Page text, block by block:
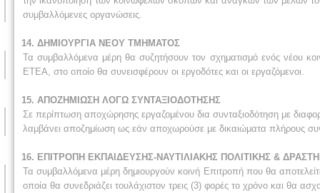
συμβαλλόμενες οργανώσεις.
14. ΔΗΜΙΟΥΡΓΙΑ ΝΕΟΥ ΤΜΗΜΑΤΟΣ
Τα συμβαλλόμενα μέρη θα συζητήσουν τον σχηματισμό ενός νέου
ΕΤΕΑ, στο οποίο θα συνεισφέρουν οι εργοδότες και οι εργαζόμενοι.
15. ΑΠΟΖΗΜΙΩΣΗ ΛΟΓΩ ΣΥΝΤΑΞΙΟΔΟΤΗΣΗΣ
Σε περίπτωση αποχώρησης εργαζομένου δια συνταξιοδότηση με
λαμβάνει αποζημίωση ως εάν αποχωρούσε με δικαιώματα πλήρους
16. ΕΠΙΤΡΟΠΗ ΕΚΠΑΙΔΕΥΣΗΣ-ΝΑΥΤΙΛΙΑΚΗΣ ΠΟΛΙΤΙΚΗΣ &
Τα συμβαλλόμενα μέρη δημιουργούν κοινή Επιτροπή που θα
οποία θα συνεδριάζει τουλάχιστον τρεις (3) φορές το χρόνο και θα